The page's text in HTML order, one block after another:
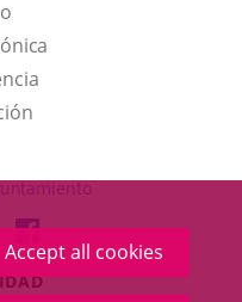
Accept all cookies
This
link
will
open
a
up
window.
TO
LINK
TO
EXTERNAL